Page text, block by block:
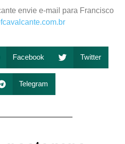
envie e-mail para Francisco
Facebook Twitter
Telegram